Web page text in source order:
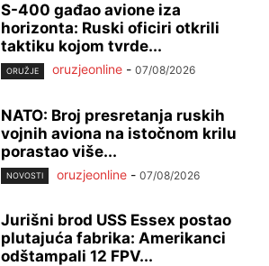
S-400 gađao avione iza
horizonta: Ruski oficiri otkrili
taktiku kojom tvrde...
ORUŽJE oruzjeonline - 07/08/2026
NATO: Broj presretanja ruskih
vojnih aviona na istočnom krilu
porastao više...
NOVOSTI oruzjeonline - 07/08/2026
Jurišni brod USS Essex postao
plutajuća fabrika: Amerikanci
odštampali 12 FPV...